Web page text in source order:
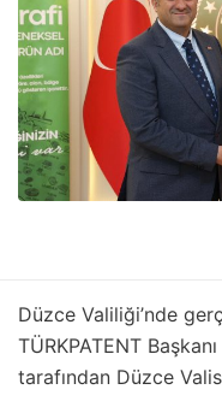
Düzce Valiliği’nde
TÜRKPATENT
tarafından Düzce